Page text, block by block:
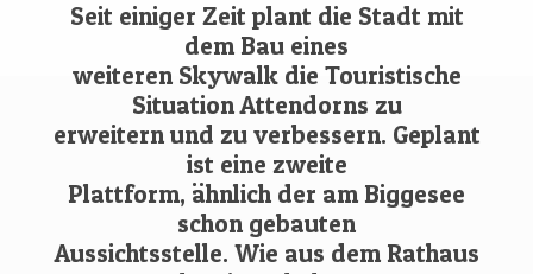
Seit einiger Zeit plant die Stadt mit
dem Bau eines
weiteren Skywalk die Touristische
Situation Attendorns zu
erweitern und zu verbessern. Geplant
ist eine zweite
Plattform, ähnlich der am Biggesee
schon gebauten
Aussichtsstelle. Wie aus dem Rathaus